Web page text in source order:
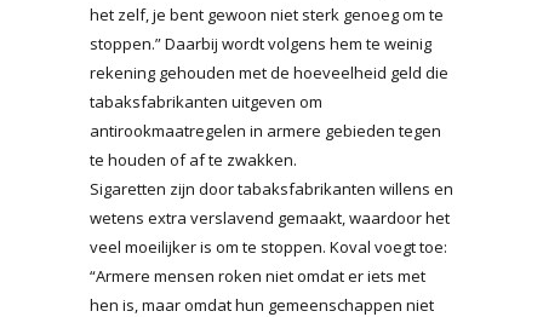
het zelf, je bent gewoon niet sterk genoeg om te
stoppen.” Daarbij wordt volgens hem te weinig
rekening gehouden met de hoeveelheid geld die
tabaksfabrikanten uitgeven om
antirookmaatregelen in armere gebieden tegen
te houden of af te zwakken.
Sigaretten zijn door tabaksfabrikanten willens en
wetens extra verslavend gemaakt, waardoor het
veel moeilijker is om te stoppen. Koval voegt toe:
“Armere mensen roken niet omdat er iets met
hen is, maar omdat hun gemeenschappen niet